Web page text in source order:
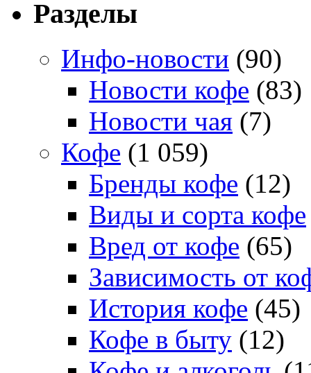
Разделы
Инфо-новости (90)
Новости кофе (83)
Новости чая (7)
Кофе (1 059)
Бренды кофе (12)
Виды и сорта кофе
Вред от кофе (65)
Зависимость от
История кофе (45)
Кофе в быту (12)